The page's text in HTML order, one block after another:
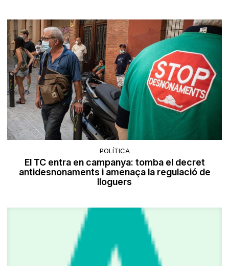
POLÍTICA
El TC entra en campanya: tomba el decret
antidesnonaments i amenaça la regulació de
lloguers